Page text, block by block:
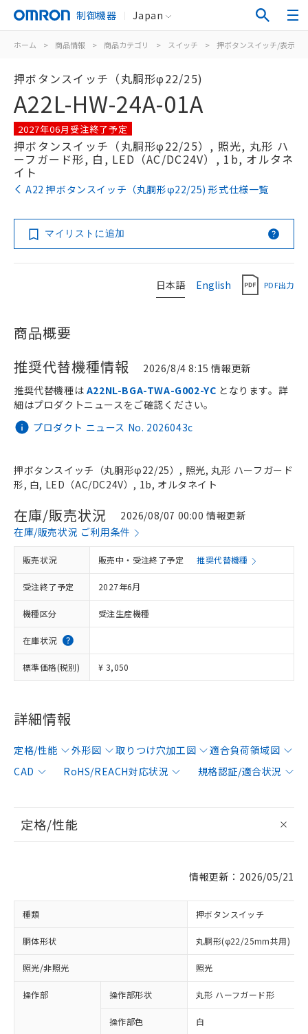
制御機器 Japan
ホーム > 商品情報 > 商品カテゴリ > スイッチ > 押ボタンスイッチ/表示灯
押ボタンスイッチ（丸胴形φ22/25)
A22L-HW-24A-01A
2027年06月受注終了予定
押ボタンスイッチ（丸胴形φ22/25）, 照光, 丸形 ハ
ーフガード形, 白, LED（AC/DC24V）, 1b, オルタネ
イト
A22 押ボタンスイッチ（丸胴形φ22/25) 形式仕様一覧
マイリストに追加
日本語 English PDF出力
商品概要
推奨代替機種情報
2026/8/4 8:15 情報更新
プロダクト ニュース No. 2026043c
推奨代替機種は A22NL-BGA-TWA-G002-YC となります。詳
細はプロダクトニュースをご確認ください。
押ボタンスイッチ（丸胴形φ22/25）, 照光, 丸形 ハーフガード
形, 白, LED（AC/DC24V）, 1b, オルタネイト
在庫/販売状況
2026/08/07 00:00 情報更新
在庫/販売状況 ご利用条件
販売状況 販売中・受注終了予定 推奨代替機種
受注終了予定 2027年6月
機種区分 受注生産機種
在庫状況
標準価格(税別) ¥ 3,050
詳細情報
定格/性能 外形図 取りつけ穴加工図
適合負荷領域図
CAD
RoHS/REACH対応状況 規格認証/適合状況
定格/性能
情報更新：2026/05/21
種類 押ボタンスイッチ
胴体形状 丸胴形(φ22/25mm共用)
照光/非照光 照光
操作部 操作部形状 丸形 ハーフガード形
操作部色 白